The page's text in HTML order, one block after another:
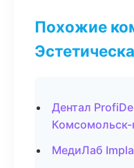
Похожие
Дентал
МедиЛаб